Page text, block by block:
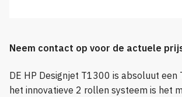
Neem contact op voor de actuele
DE HP Designjet T1300 is absoluut een
het innovatieve 2 rollen systeem is het